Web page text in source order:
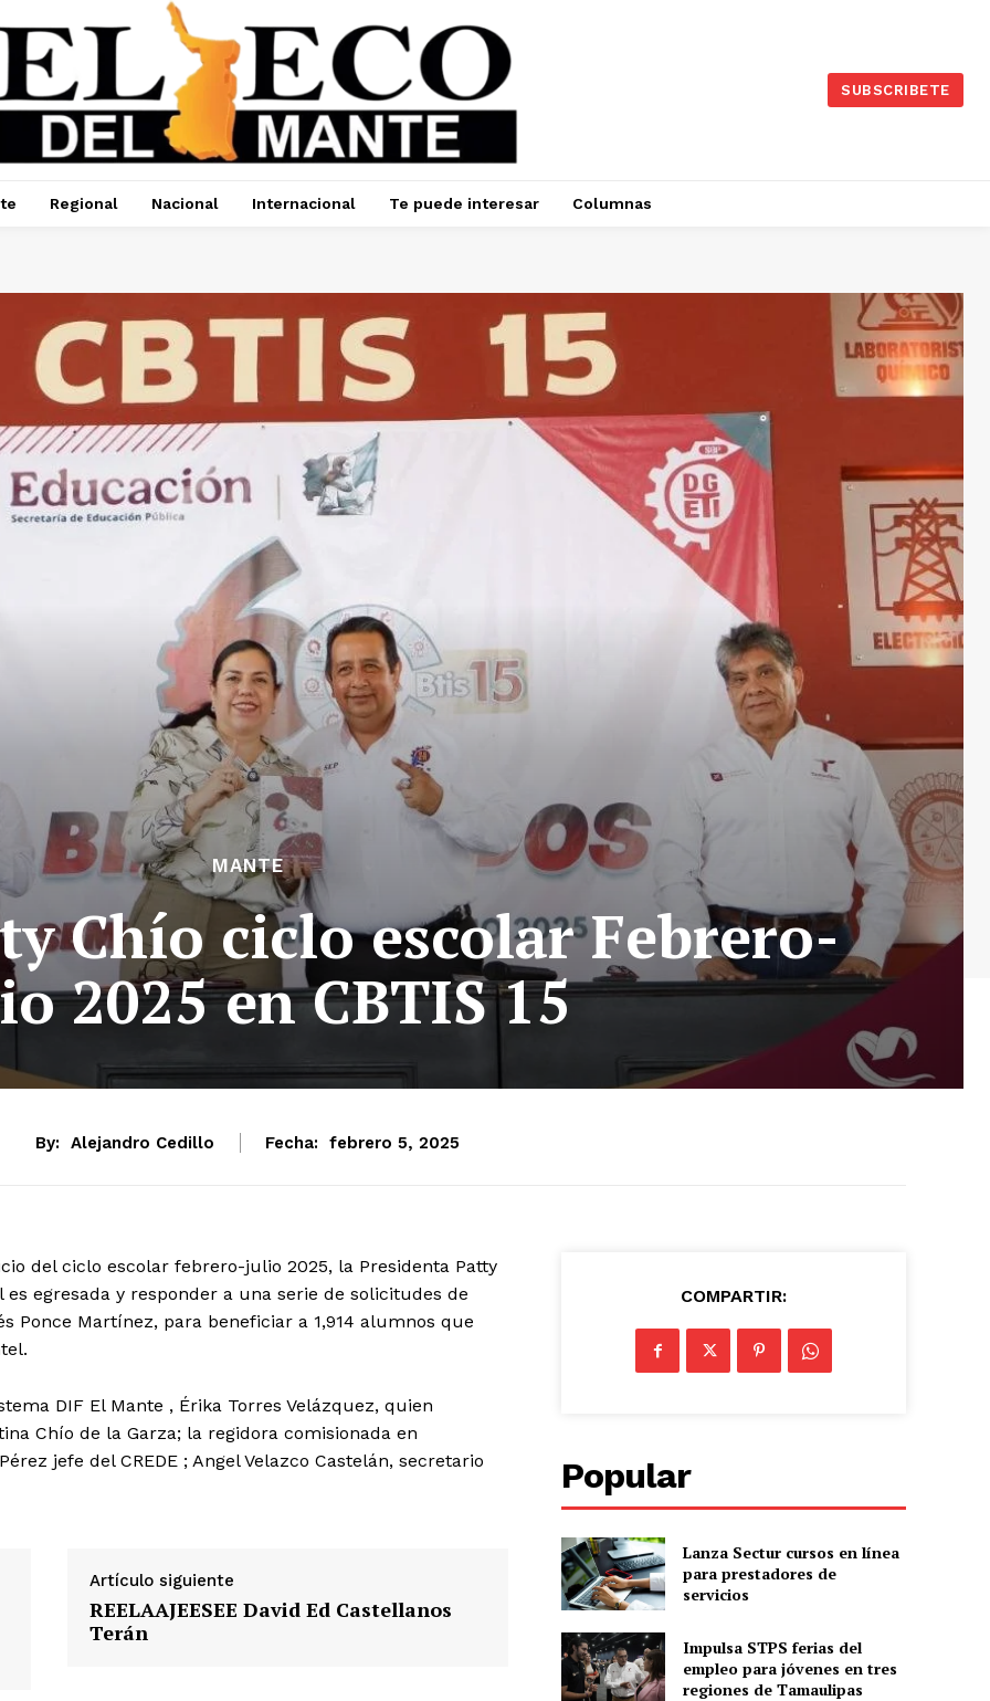
SUBSCRIBETE
Regional Nacional Internacional Te puede interesar Columnas
MANTE
Chío ciclo escolar Febrero-
2025 en CBTIS 15
By: Alejandro Cedillo Fecha: febrero 5, 2025
del ciclo escolar febrero-julio 2025, la Presidenta Patty
egresada y responder a una serie de solicitudes de
Martínez, para beneficiar a 1,914 alumnos que
DIF El Mante , Érika Torres Velázquez, quien
Chío de la Garza; la regidora comisionada en
jefe del CREDE ; Angel Velazco Castelán, secretario
Artículo siguiente
REELAAJEESEE David Ed Castellanos
Terán
COMPARTIR:
Popular
Lanza Sectur cursos en línea
para prestadores de
servicios
Impulsa STPS ferias del
empleo para jóvenes en tres
regiones de Tamaulipas